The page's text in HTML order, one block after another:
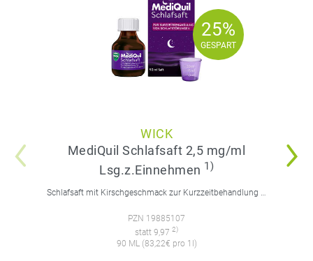
25%
GESPART
25%
GESPART
WICK
MediQuil Schlafsaft 2,5 mg/ml
Lsg.z.Einnehmen 1)
Schlafsaft mit Kirschgeschmack zur Kurzzeitbehandlung von Schlafstörungen. Für Erwachsene.
PZN 19885107
statt 9,97 2)
90 ML (83,22€ pro 1l)